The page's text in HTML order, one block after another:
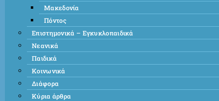
Μακεδονία
Πόντος
Επιστημονικά – Εγκυκλοπαιδικά
Νεανικά
Παιδικά
Κοινωνικά
Διάφορα
Κύρια άρθρα